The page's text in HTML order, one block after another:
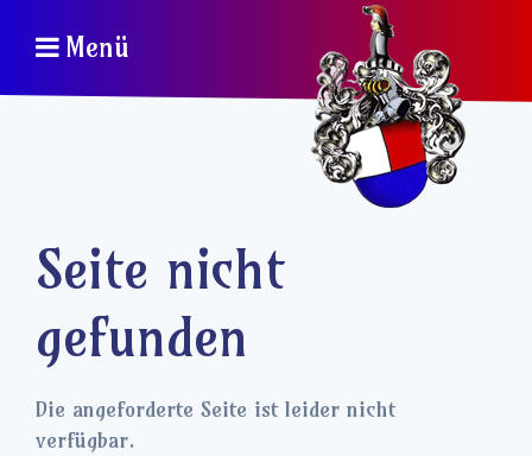
Menü
Seite nicht
gefunden
Die angeforderte Seite ist leider nicht
verfügbar.